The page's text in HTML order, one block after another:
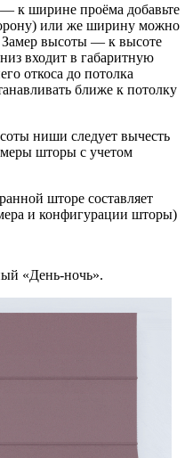
к ширине проёма добавьте
или же ширину можно
высоты — к высоте
входит в габаритную
откоса до потолка
ближе к потолку
ниши следует вычесть
шторы с учетом
шторе составляет
и конфигурации шторы)
«День-ночь».